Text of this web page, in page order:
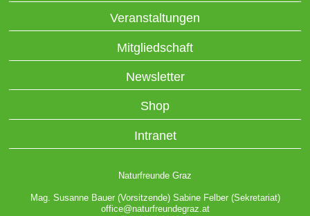
Veranstaltungen
Mitgliedschaft
Newsletter
Shop
Intranet
Naturfreunde Graz
Mag. Susanne Bauer (Vorsitzende) Sabine Felber (Sekretariat)
office@naturfreundegraz.at